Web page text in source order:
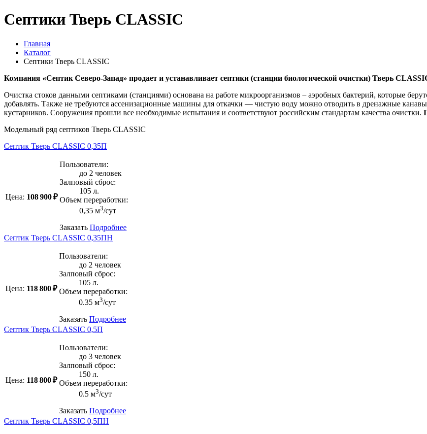
Септики Тверь CLASSIC
Главная
Каталог
Септики Тверь CLASSIC
Компания «Септик Северо-Запад» продает и устанавливает септики (станции биологической очистки) Тверь
Очистка стоков данными септиками (станциями) основана на работе микроорганизмов – аэробных бактерий, которые
добавлять. Также не требуются ассенизационные машины для откачки — чистую воду можно отводить в дренажные
кустарников. Сооружения прошли все необходимые испытания и соответствуют российским стандартам качества очистки.
Модельный ряд септиков Тверь CLASSIC
Септик Тверь CLASSIC 0,35П
Цена: 108 900 ₽
Пользователи:
до 2 человек
Залповый сброс:
105 л.
Объем переработки:
0,35 м3/сут
Заказать Подробнее
Септик Тверь CLASSIC 0,35ПН
Цена: 118 800 ₽
Пользователи:
до 2 человек
Залповый сброс:
105 л.
Объем переработки:
0.35 м3/сут
Заказать Подробнее
Септик Тверь CLASSIC 0,5П
Цена: 118 800 ₽
Пользователи:
до 3 человек
Залповый сброс:
150 л.
Объем переработки:
0.5 м3/сут
Заказать Подробнее
Септик Тверь CLASSIC 0,5ПН